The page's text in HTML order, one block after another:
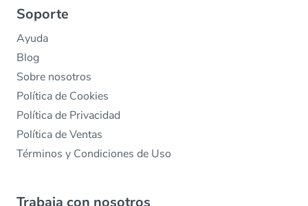
Soporte
Ayuda
Blog
Sobre nosotros
Política de Cookies
Política de Privacidad
Política de Ventas
Términos y Condiciones de Uso